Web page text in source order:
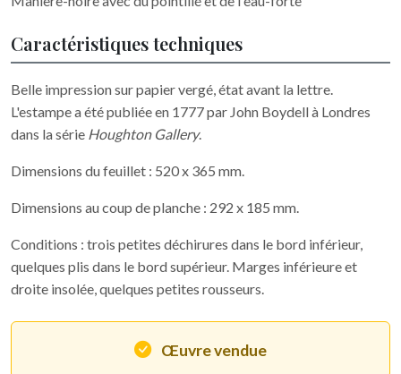
Caractéristiques techniques
Belle impression sur papier vergé, état avant la lettre.
L'estampe a été publiée en 1777 par John Boydell à Londres
dans la série Houghton Gallery.
Dimensions du feuillet : 520 x 365 mm.
Dimensions au coup de planche : 292 x 185 mm.
Conditions : trois petites déchirures dans le bord inférieur,
quelques plis dans le bord supérieur. Marges inférieure et
droite insolée, quelques petites rousseurs.
Œuvre vendue